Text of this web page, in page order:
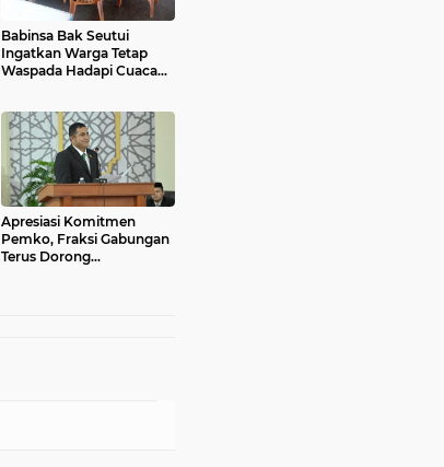
Babinsa Bak Seutui
Ingatkan Warga Tetap
Waspada Hadapi Cuaca
Apresiasi Komitmen
Pemko, Fraksi Gabungan
Terus Dorong